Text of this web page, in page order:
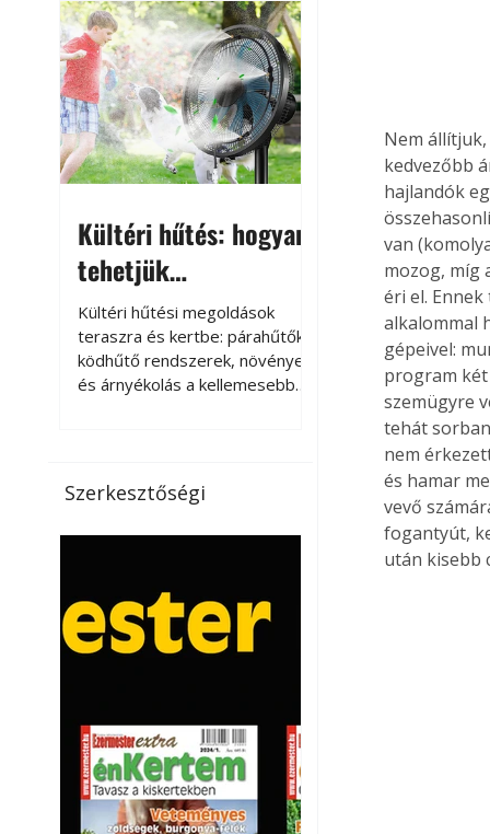
megközelítheti. Ez nemcsak a
beszállást teszi kellemetlenné,
hanem az autó állapotára és a
benne hagyott tárgyakra is
káros hatással lehet. Néhány
egyszerű óvintézkedéssel
azonban jelentősen
csökkenthetjük a hőség káros
Kültéri hűtés: hogyan
tehetjük
kellemesebbé a
teraszt és a kertet?
Kültéri hűtési megoldások
teraszra és kertbe: párahűtők,
ködhűtő rendszerek, növények
és árnyékolás a kellemesebb
jelentőséget kapott, ahogy a
nyári hőhullámok gyakoribbá és
a megoldást a meleg ellen, ma
már egyre többen keresnek
olyan kültéri hűtési
vendégl
Szerkesztőségi
Nem
kedvezőbb
hajlandók
van
mozog, míg
éri el.
alkalommal
gépeivel:
program két
szemügyre
tehát
nem
és hamar
vevő
fogantyút,
után kisebb